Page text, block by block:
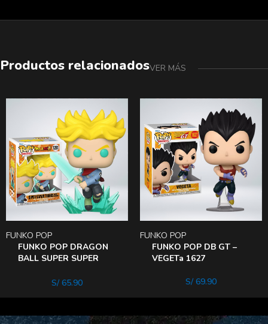
Productos relacionadosVER MÁS
FUNKO POP DRAGON
BALL SUPER SUPER
FUNKO POP
S/65.90
FUNKO POP DB GT –
VEGETa 1627
FUNKO POP
S/69.90